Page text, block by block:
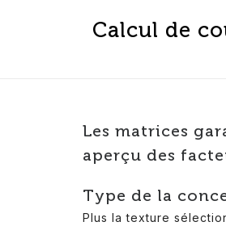
Calcul de
Les matrices
aperçu des
Type de la
Plus la texture